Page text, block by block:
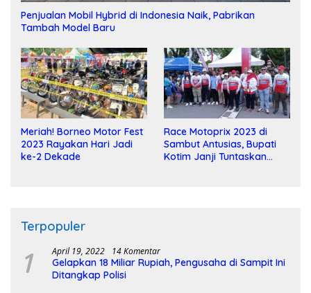
Penjualan Mobil Hybrid di Indonesia Naik, Pabrikan
Tambah Model Baru
Meriah! Borneo Motor Fest
2023 Rayakan Hari Jadi
ke-2 Dekade
Race Motoprix 2023 di
Sambut Antusias, Bupati
Kotim Janji Tuntaskan
Terpopuler
1 April 19, 2022 14 Komentar
Gelapkan 18 Miliar Rupiah, Pengusaha di Sampit Ini
Ditangkap Polisi